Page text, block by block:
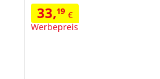
33,19 €
Werbepreis